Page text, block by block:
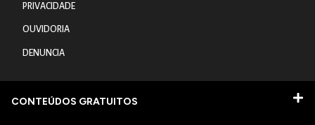
PRIVACIDADE
OUVIDORIA
DENUNCIA
CONTEÚDOS GRATUITOS